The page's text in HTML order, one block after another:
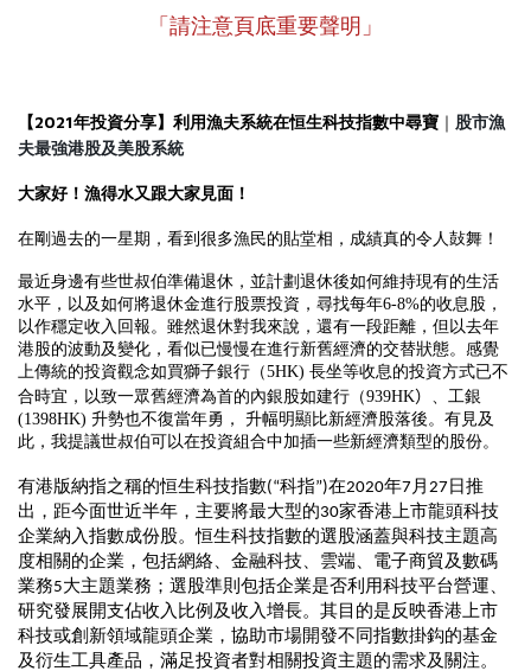
「請注意頁底重要聲明」
【 2021年投資分享】利用漁夫系統在恒生科技指數中尋寶
股市漁
夫最強港股及美股系統
大家好！漁得水又跟大家見面！
在剛過去的一星期，看到很多漁民的貼堂相，成績真的令人鼔舞！
最近身邊有些世叔伯準備退休，並計劃退休後如何維持現有的生活
水平，以及如何將退休金進行股票投資，尋找每年6-8%的收息股，
以作穩定收入回報。雖然退休對我來說，還有一段距離，但以去年
港股的波動及變化，看似已慢慢在進行新舊經濟的交替狀態。感覺
上傳統的投資觀念如買獅子銀行（5HK) 長坐等收息的投資方式已不
合時宜，以致一眾舊經濟為首的內銀股如建行（939HK）
、工銀
(1398HK) 升勢也不復當年勇，
升幅明顯比新經濟股落後。有見及
此，我提議世叔伯可以在投資組合中加插一些新經濟類型的股份。
有港版納指之稱的恒生科技指數(“科指”)在2020年7 月 27 日推
出，距今面世近半年，主要將最大型的30家香港上市龍頭科技
企業納入指數成份股。恒生科技指數的選股涵蓋與科技主題高
度相關的企業，包括網絡、金融科技、雲端、電子商貿及數碼
業務5大主題業務；選股準則包括企業是否利用科技平台營運、
研究發展開支佔收入比例及收入增長。其目的是反映香港上市
科技或創新領域龍頭企業，協助市場開發不同指數掛鈎的基金
及衍生工具產品，滿足投資者對相關投資主題的需求及關注。